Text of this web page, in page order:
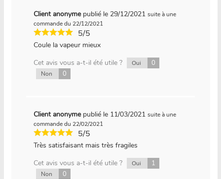
Client anonyme publié le 29/12/2021 suite à une
commande du 22/12/2021
5/5
Coule la vapeur mieux
Cet avis vous a-t-il été utile ?
Oui 0
Non 0
Client anonyme publié le 11/03/2021 suite à une
commande du 22/02/2021
5/5
Très satisfaisant mais très fragiles
Cet avis vous a-t-il été utile ?
Oui 1
Non 0